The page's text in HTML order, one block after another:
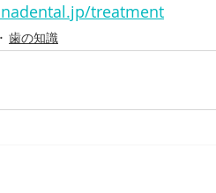
treatment
歯の知識